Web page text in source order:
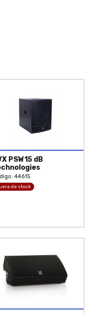
PSW15 dB
44615
de stock